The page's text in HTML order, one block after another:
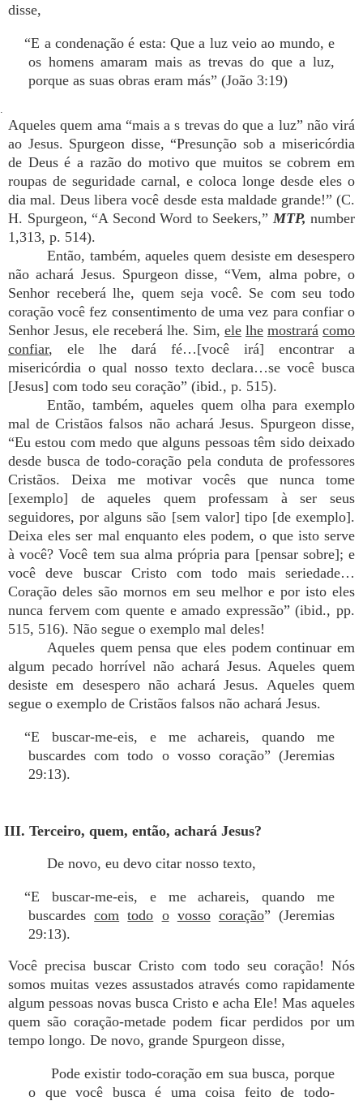
disse,
“E a condenação é esta: Que a luz veio ao mundo, e
os homens amaram mais as trevas do que a luz,
porque as suas obras eram más” (João 3:19)
.
Aqueles quem ama “mais a s trevas do que a luz” não virá
ao Jesus. Spurgeon disse, “Presunção sob a misericórdia
de Deus é a razão do motivo que muitos se cobrem em
roupas de seguridade carnal, e coloca longe desde eles o
dia mal. Deus libera você desde esta maldade grande!” (C.
H. Spurgeon, “A Second Word to Seekers,”MTP, number
1,313, p. 514).
Então, também, aqueles quem desiste em desespero
não achará Jesus. Spurgeon disse, “Vem, alma pobre, o
Senhor receberá lhe, quem seja você. Se com seu todo
coração você fez consentimento de uma vez para confiar o
Senhor Jesus, ele receberá lhe. Sim, ele lhe mostrará como
confiar, ele lhe dará fé…[você irá] encontrar a
misericórdia o qual nosso texto declara…se você busca
[Jesus] com todo seu coração” (ibid., p. 515).
Então, também, aqueles quem olha para exemplo
mal de Cristãos falsos não achará Jesus. Spurgeon disse,
“Eu estou com medo que alguns pessoas têm sido deixado
desde busca de todo-coração pela conduta de professores
Cristãos. Deixa me motivar vocês que nunca tome
[exemplo] de aqueles quem professam à ser seus
seguidores, por alguns são [sem valor] tipo [de exemplo].
Deixa eles ser mal enquanto eles podem, o que isto serve
à você? Você tem sua alma própria para [pensar sobre]; e
você deve buscar Cristo com todo mais seriedade…
Coração deles são mornos em seu melhor e por isto eles
nunca fervem com quente e amado expressão” (ibid., pp.
515, 516). Não segue o exemplo mal deles!
Aqueles quem pensa que eles podem continuar em
algum pecado horrível não achará Jesus. Aqueles quem
desiste em desespero não achará Jesus. Aqueles quem
segue o exemplo de Cristãos falsos não achará Jesus.
“E buscar-me-eis, e me achareis, quando me
buscardes com todo o vosso coração” (Jeremias
29:13).
III. Terceiro, quem, então, achará Jesus?
De novo, eu devo citar nosso texto,
“E buscar-me-eis, e me achareis, quando me
buscardescom todo o vosso coração” (Jeremias
29:13).
Você precisa buscar Cristo com todo seu coração! Nós
somos muitas vezes assustados através como rapidamente
algum pessoas novas busca Cristo e acha Ele! Mas aqueles
quem são coração-metade podem ficar perdidos por um
tempo longo. De novo, grande Spurgeon disse,
Pode existir todo-coração em sua busca, porque
o que você busca é uma coisa feito de todo-